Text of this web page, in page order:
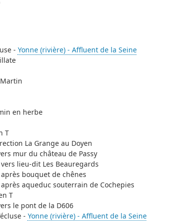
- Yonne (rivière) - Affluent de la Seine
en herbe
T
La Grange au Doyen
mur du château de Passy
lieu-dit Les Beauregards
bouquet de chênes
aqueduc souterrain de Cochepies
T
le pont de la D606
- Yonne (rivière) - Affluent de la Seine